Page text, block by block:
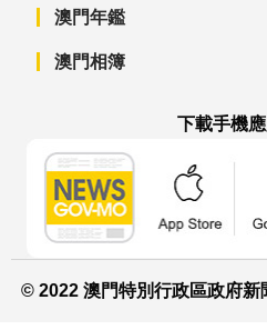
澳門年鑑
澳門相簿
下載手機
© 2022 澳門特別行政區政府新